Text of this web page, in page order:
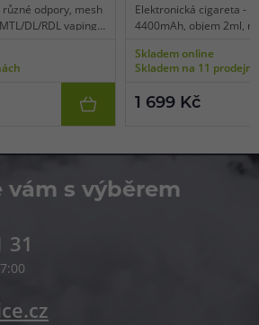
odpory, mesh
DL/RDL vaping,
Elektronická cigareta -
4400mAh, objem 2ml,
režim, inovativní
kapacitní dotykové
dobíjení, platforma
Skladem online
Skladem na 11
1 699 Kč
vám s výběrem
31